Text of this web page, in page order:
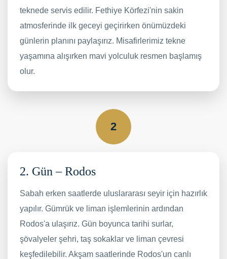
teknede servis edilir. Fethiye Körfezi'nin sakin
atmosferinde ilk geceyi geçirirken önümüzdeki
günlerin planını paylaşırız. Misafirlerimiz tekne
yaşamına alışırken mavi yolculuk resmen başlamış
olur.
2
2. Gün – Rodos
Sabah erken saatlerde uluslararası seyir için hazırlık
yapılır. Gümrük ve liman işlemlerinin ardından
Rodos'a ulaşırız. Gün boyunca tarihi surlar,
şövalyeler şehri, taş sokaklar ve liman çevresi
keşfedilebilir. Akşam saatlerinde Rodos'un canlı